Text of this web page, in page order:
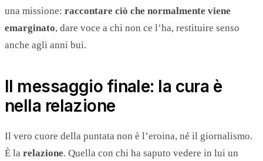
una missione: raccontare ciò che normalmente viene
emarginato, dare voce a chi non ce l’ha, restituire senso
anche agli anni bui.
Il messaggio finale: la cura è
nella relazione
Il vero cuore della puntata non è l’eroina, né il giornalismo.
È la relazione. Quella con chi ha saputo vedere in lui un